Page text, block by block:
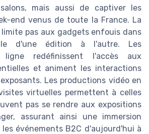
mais aussi de captiver les
end venus de toute la France. La
pas aux gadgets enfouis dans
d'une édition à l'autre. Les
redéfinissent l'accès aux
et animent les interactions
Les productions vidéo en
virtuelles permettent à celles
pas se rendre aux expositions
assurant ainsi une immersion
les événements B2C d'aujourd'hui à